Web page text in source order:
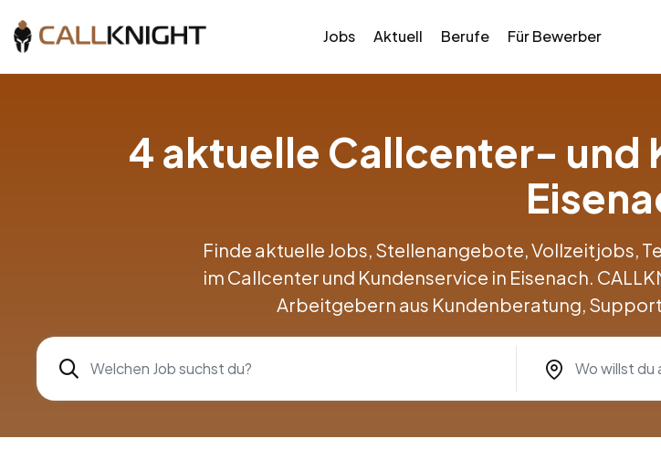
Jobs Aktuell Berufe Für Bewerber
4 aktuelle Callcenter- und
Finde aktuelle Jobs, Stellenangebote, Vollzeitjobs,
im Callcenter und Kundenservice in Eisenach.
Arbeitgebern aus Kundenberatung,